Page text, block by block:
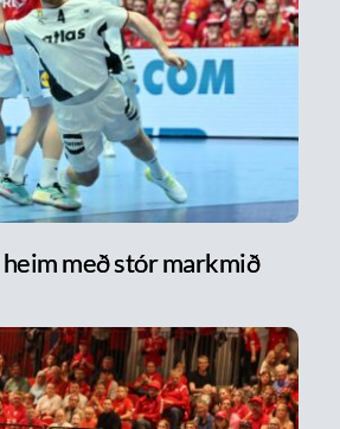
með stór markmið